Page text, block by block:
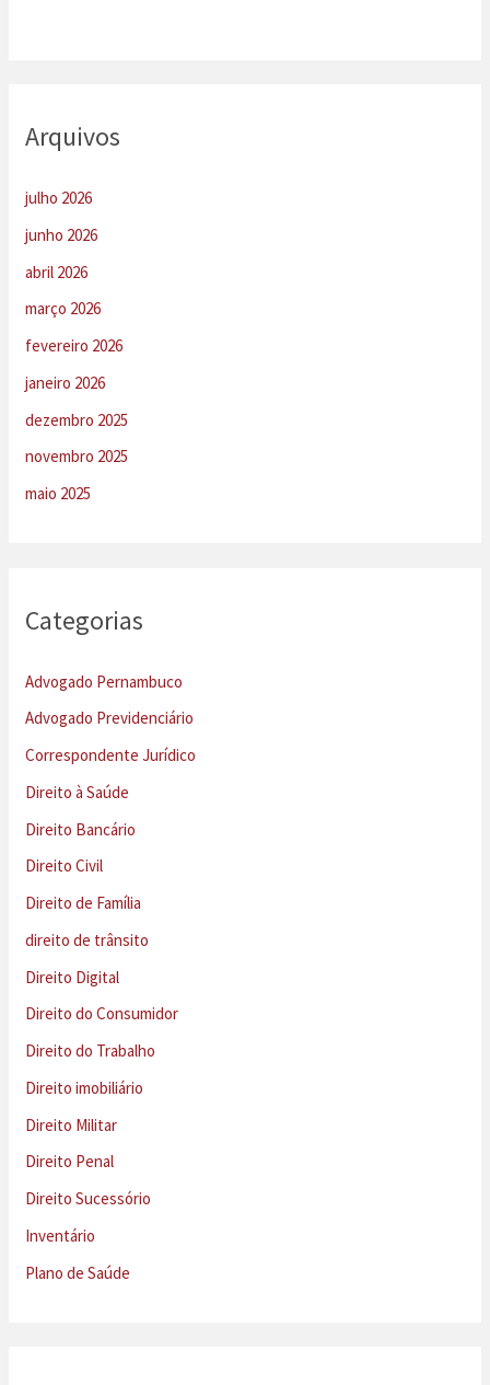
Arquivos
julho 2026
junho 2026
abril 2026
março 2026
fevereiro 2026
janeiro 2026
dezembro 2025
novembro 2025
maio 2025
Categorias
Advogado Pernambuco
Advogado Previdenciário
Correspondente Jurídico
Direito à Saúde
Direito Bancário
Direito Civil
Direito de Família
direito de trânsito
Direito Digital
Direito do Consumidor
Direito do Trabalho
Direito imobiliário
Direito Militar
Direito Penal
Direito Sucessório
Inventário
Plano de Saúde